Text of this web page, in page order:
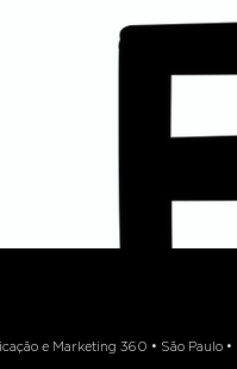
e Marketing 360 • São Paulo •